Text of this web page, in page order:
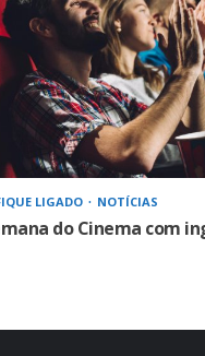
LIGADO NOTÍCIAS
do Cinema com